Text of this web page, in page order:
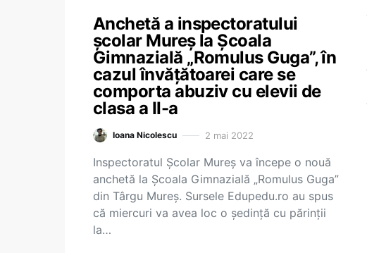
Anchetă a inspectoratului
școlar Mureș la Școala
Gimnazială „Romulus Guga”, în
cazul învățătoarei care se
comporta abuziv cu elevii de
clasa a II-a
Ioana Nicolescu 2 mai 2022
Inspectoratul Școlar Mureș va începe o nouă
anchetă la Școala Gimnazială „Romulus Guga”
din Târgu Mureș. Sursele Edupedu.ro au spus
că miercuri va avea loc o ședință cu părinții
la…